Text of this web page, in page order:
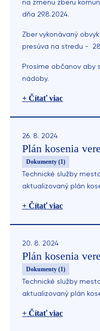
na zmenu zberu
dňa 29.8.2024.
Zber vykonávaný
presúva na stredu -
Prosíme občanov aby
nádoby.
+ Čítať viac
26. 8. 2024
Plán kosenia
Dokumenty (1)
Technické služby
aktualizovaný plán
+ Čítať viac
20. 8. 2024
Plán kosenia
Dokumenty (1)
Technické služby
aktualizovaný plán
+ Čítať viac